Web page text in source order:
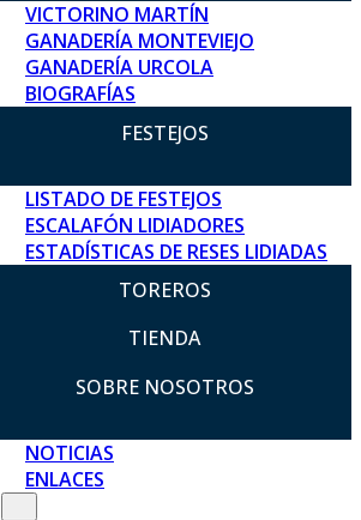
VICTORINO MARTÍN
GANADERÍA MONTEVIEJO
GANADERÍA URCOLA
BIOGRAFÍAS
FESTEJOS
LISTADO DE FESTEJOS
ESCALAFÓN LIDIADORES
ESTADÍSTICAS DE RESES LIDIADAS
TOREROS
TIENDA
SOBRE NOSOTROS
NOTICIAS
ENLACES